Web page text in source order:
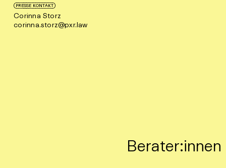
PRESSE KONTAKT
Corinna Storz
corinna.storz@pxr.law
Berater:innen